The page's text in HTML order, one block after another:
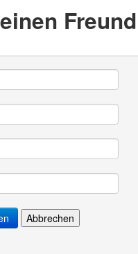
Abbrechen